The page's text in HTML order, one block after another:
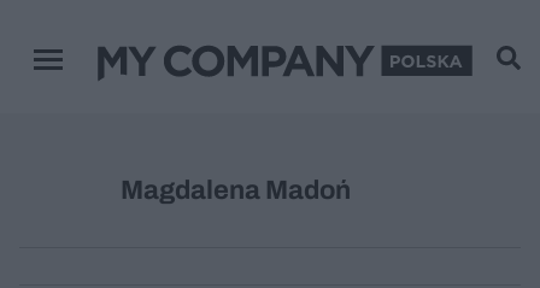
Menu główne
Magdalena Madoń